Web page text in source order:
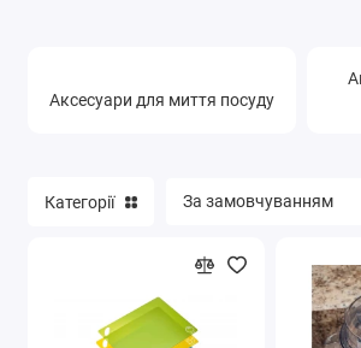
Аксесуари для миття посуду
Категорії